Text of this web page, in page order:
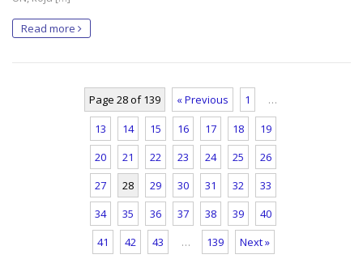
Read more
Page 28 of 139 « Previous 1 …
13 14 15 16 17 18
19
20
21 22 23 24 25
26
27
28 29 30 31 32
33
34
35 36 37 38 39
40
41
42 43 … 139 Next »